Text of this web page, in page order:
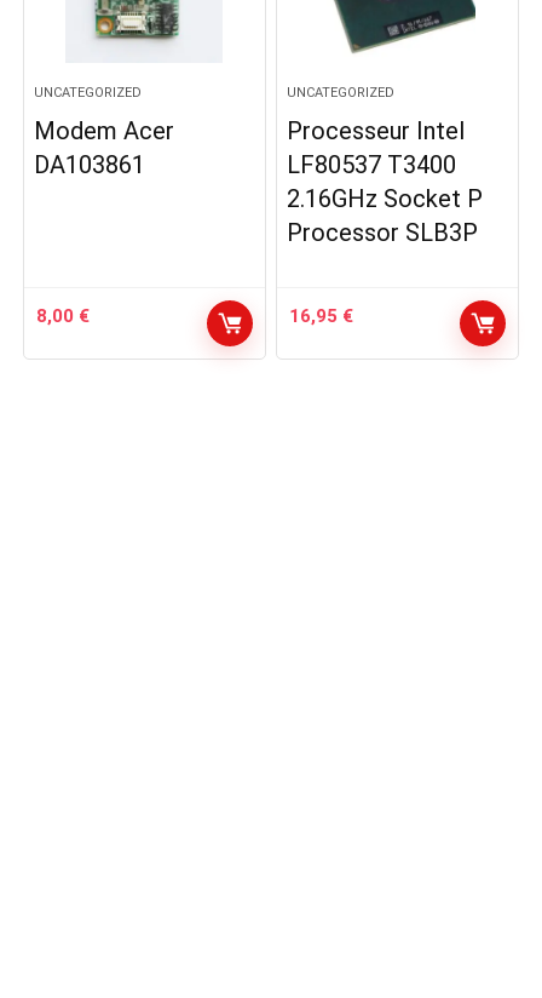
UNCATEGORIZED
Modem Acer
DA103861
8,00 €
UNCATEGORIZED
Processeur Intel
LF80537 T3400
2.16GHz Socket P
Processor SLB3P
16,95 €